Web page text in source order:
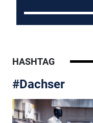
HASHTAG
#Dachser